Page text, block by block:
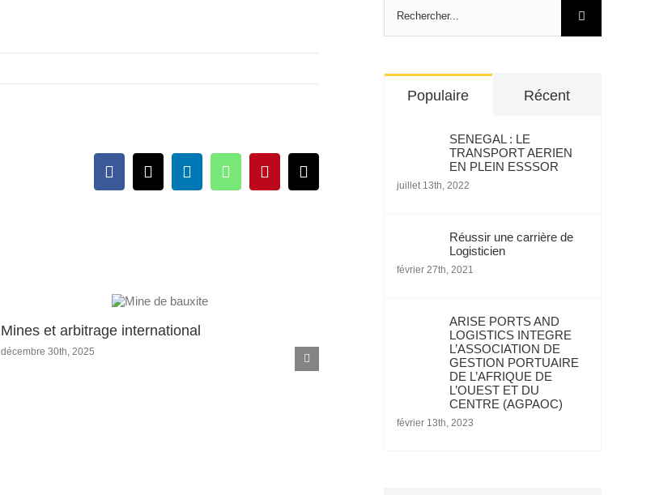
Facebook
X LinkedInWhatsAppPinterestEmail
Mines et arbitrage international
décembre 30th, 2025
Fer, rail et port : Simandou ouvre un nouveau
chapitre économique pour la Guinée
Rechercher:
Populaire Récent
SENEGAL : LE
TRANSPORT AERIEN
EN PLEIN ESSSOR
juillet 13th, 2022
Réussir une carrière de
Logisticien
février 27th, 2021
ARISE PORTS AND
LOGISTICS INTEGRE
L’ASSOCIATION DE
GESTION PORTUAIRE
DE L’AFRIQUE DE
L’OUEST ET DU
CENTRE (AGPAOC)
février 13th, 2023